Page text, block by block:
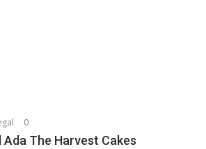
0
Ada The Harvest Cakes